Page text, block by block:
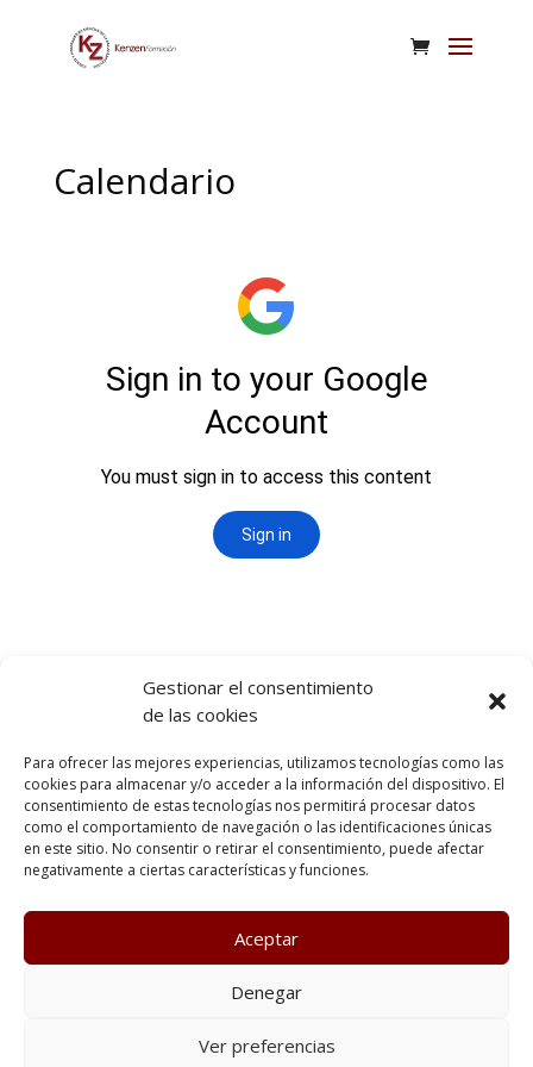
Gestionar el consentimiento
de las cookies
Para ofrecer las mejores experiencias, utilizamos tecnologías como las
cookies para almacenar y/o acceder a la información del dispositivo. El
consentimiento de estas tecnologías nos permitirá procesar datos
como el comportamiento de navegación o las identificaciones únicas
en este sitio. No consentir o retirar el consentimiento, puede afectar
negativamente a ciertas características y funciones.
Aceptar
Denegar
Ver preferencias
Calendario
Poltica de Privacidad
Política de cookies
Política de cookies (UE)